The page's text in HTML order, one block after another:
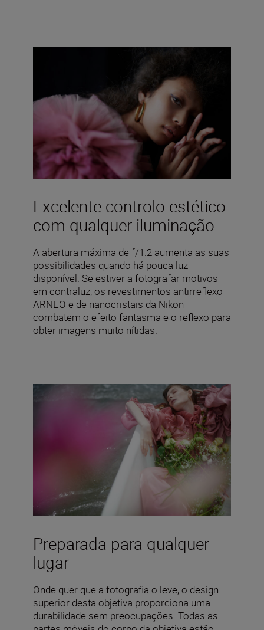
Excelente controlo estético
com qualquer iluminação
A abertura máxima de f/1.2 aumenta as suas
possibilidades quando há pouca luz
disponível. Se estiver a fotografar motivos
em contraluz, os revestimentos antirreflexo
ARNEO e de nanocristais da Nikon
combatem o efeito fantasma e o reflexo para
obter imagens muito nítidas.
Preparada para qualquer
lugar
Onde quer que a fotografia o leve, o design
superior desta objetiva proporciona uma
durabilidade sem preocupações. Todas as